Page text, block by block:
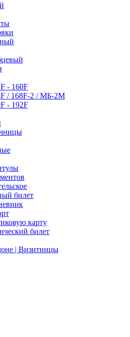
- 160F
/ 168F-2 / МБ-2М
- 192F
билет
карту
билет
| Визитницы